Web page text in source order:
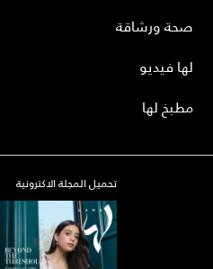
صحة ورشاقة
لها فيديو
مطبخ لها
تحميل المجلة الاكترونية